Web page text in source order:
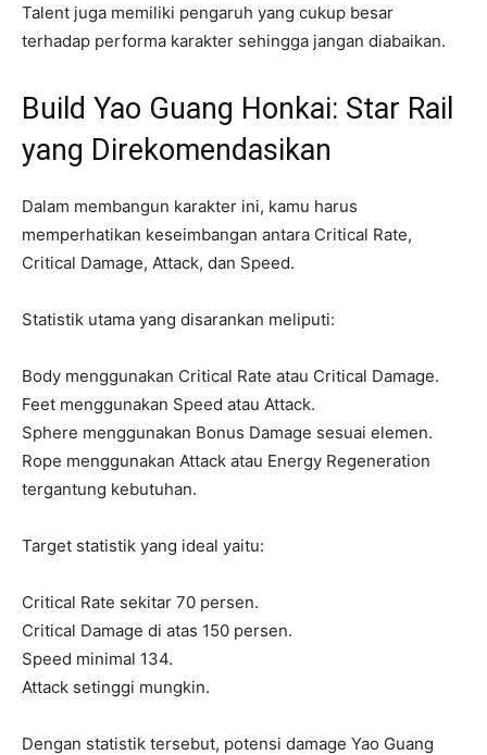
Talent juga memiliki pengaruh yang cukup besar
terhadap performa karakter sehingga jangan diabaikan.
Build Yao Guang Honkai: Star Rail
yang Direkomendasikan
Dalam membangun karakter ini, kamu harus
memperhatikan keseimbangan antara Critical Rate,
Critical Damage, Attack, dan Speed.
Statistik utama yang disarankan meliputi:
Body menggunakan Critical Rate atau Critical Damage.
Feet menggunakan Speed atau Attack.
Sphere menggunakan Bonus Damage sesuai elemen.
Rope menggunakan Attack atau Energy Regeneration
tergantung kebutuhan.
Target statistik yang ideal yaitu:
Critical Rate sekitar 70 persen.
Critical Damage di atas 150 persen.
Speed minimal 134.
Attack setinggi mungkin.
Dengan statistik tersebut, potensi damage Yao Guang